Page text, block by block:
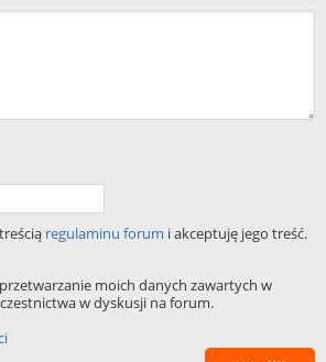
regulaminu forum i akceptuję jego treść.
moich danych zawartych w
w dyskusji na forum.